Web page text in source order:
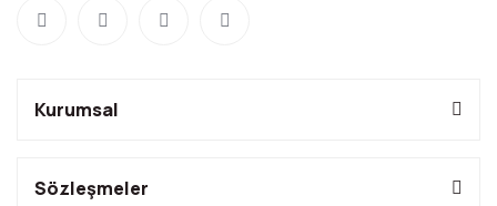
Kurumsal
Sözleşmeler